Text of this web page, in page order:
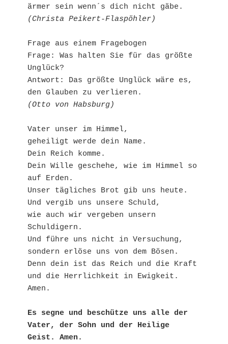
ärmer sein wenn´s dich nicht gäbe.
(Christa Peikert-Flaspöhler)
Frage aus einem Fragebogen
Frage: Was halten Sie für das größte
Unglück?
Antwort: Das größte Unglück wäre es,
den Glauben zu verlieren.
(Otto von Habsburg)
Vater unser im Himmel,
geheiligt werde dein Name.
Dein Reich komme.
Dein Wille geschehe, wie im Himmel so
auf Erden.
Unser tägliches Brot gib uns heute.
Und vergib uns unsere Schuld,
wie auch wir vergeben unsern
Schuldigern.
Und führe uns nicht in Versuchung,
sondern erlöse uns von dem Bösen.
Denn dein ist das Reich und die Kraft
und die Herrlichkeit in Ewigkeit.
Amen.
Es segne und beschütze uns alle der
Vater, der Sohn und der Heilige
Geist. Amen.